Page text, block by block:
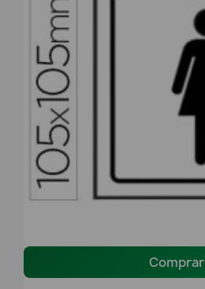
Comprar